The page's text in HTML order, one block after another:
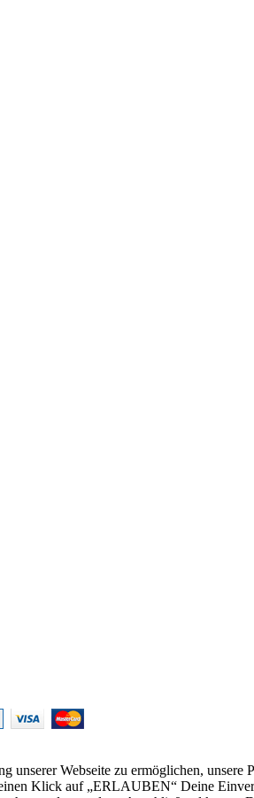
Webseite zu ermöglichen,
Klick auf „ERLAUBEN“ Deine